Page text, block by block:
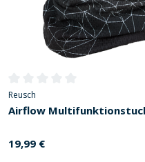
Durchschnittliche Bewertung
Reusch
Airflow
19,99 €